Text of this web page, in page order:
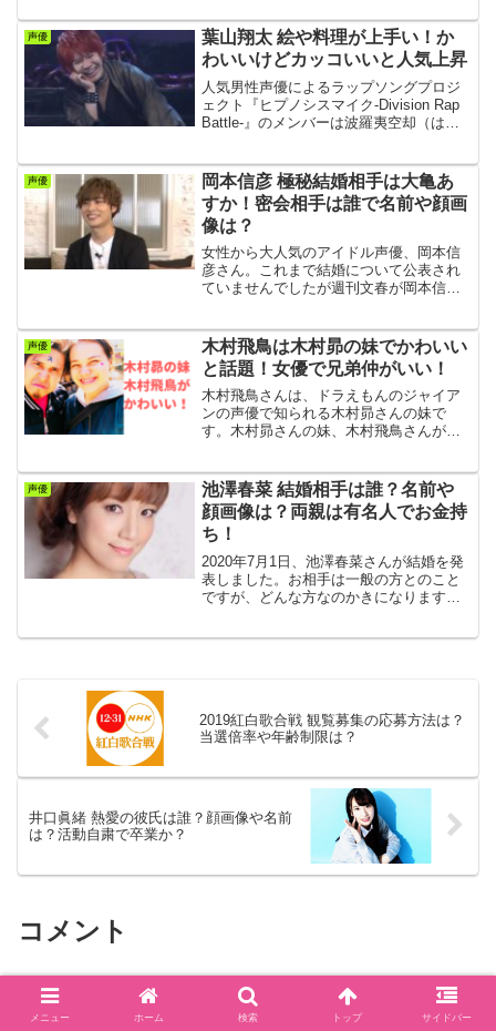
馴れ初めについて調べてみました。松嵜
麗が結婚を発表声...
声優
葉山翔太 絵や料理が上手い！か
わいいけどカッコいいと人気上昇
人気男性声優によるラップソングプロジ
ェクト『ヒプノシスマイク-Division Rap
Battle-』のメンバーは波羅夷空却（はら
可愛らしい時もあるけれど、ヒプマイで
は...
声優
岡本信彦 極秘結婚相手は大亀あ
すか！密会相手は誰で名前や顔画
像は？
女性から大人気のアイドル声優、岡本信
彦さん。これまで結婚について公表され
ていませんでしたが週刊文春が岡本信彦
たことも報じられていました。岡本信彦
極秘結婚相手は大亀あす...
声優
木村飛鳥は木村昴の妹でかわいい
と話題！女優で兄弟仲がいい！
木村飛鳥さんは、ドラえもんのジャイア
ンの声優で知られる木村昴さんの妹で
す。木村昴さんの妹、木村飛鳥さんがか
いて調べてみました。木村昴の妹の木村
飛鳥がかわいいドラえもんの...
声優
池澤春菜 結婚相手は誰？名前や
顔画像は？両親は有名人でお金持
ち！
2020年7月1日、池澤春菜さんが結婚を発
表しました。お相手は一般の方とのこと
ですが、どんな方なのかきになります。
2019紅白歌合戦 観覧募集の応募方法は？
当選倍率や年齢制限は？
井口眞緒 熱愛の彼氏は誰？顔画像や名前
は？活動自粛で卒業か？
コメント
コメントを書き込む
メニュー ホーム 検索 トップ サイドバー